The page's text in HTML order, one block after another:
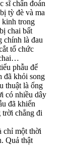
sĩ chẩn đoán
tỳ đè và ma
kinh trong
chai bất
chính là đau
tổ chức
phẫu để
đã khỏi song
thuật là ổng
có nhiều dây
đã khiến
trời chẳng đi
chỉ một thời
Quả thật